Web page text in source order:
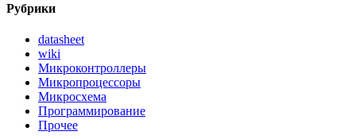
Рубрики
datasheet
wiki
Микроконтроллеры
Микропроцессоры
Микросхема
Программирование
Прочее